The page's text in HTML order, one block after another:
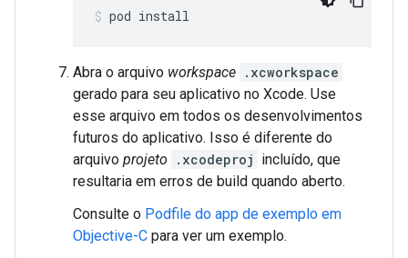
pod install
Abra o arquivo workspace .xcworkspace
gerado para seu aplicativo no Xcode. Use
esse arquivo em todos os desenvolvimentos
futuros do aplicativo. Isso é diferente do
arquivo projeto .xcodeproj incluído, que
resultaria em erros de build quando aberto.
Consulte o Podfile do app de exemplo em
Objective-C para ver um exemplo.